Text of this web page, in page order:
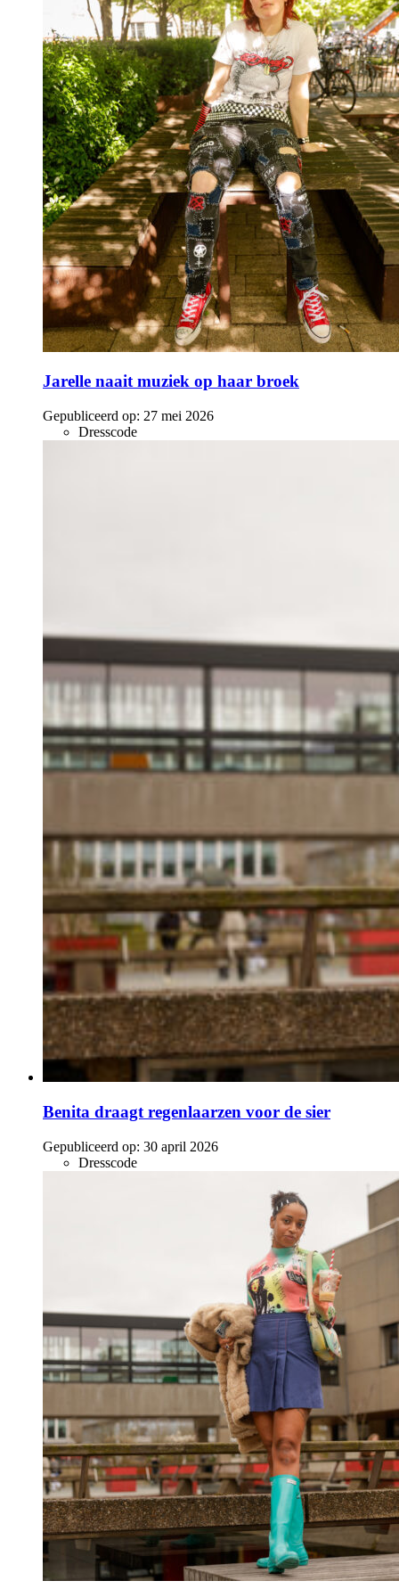
Jarelle naait muziek op haar broek
Gepubliceerd op: 27 mei 2026
Dresscode
Benita draagt regenlaarzen voor de sier
Gepubliceerd op: 30 april 2026
Dresscode